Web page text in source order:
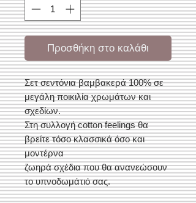
Προσθήκη στο καλάθι
Σετ σεντόνια βαμβακερά 100% σε
μεγάλη ποικιλία χρωμάτων και
σχεδίων.
Στη συλλογή cotton feelings θα
βρείτε τόσο κλασσικά όσο και
μοντέρνα
ζωηρά σχέδια που θα ανανεώσουν
το υπνοδωμάτιό σας.